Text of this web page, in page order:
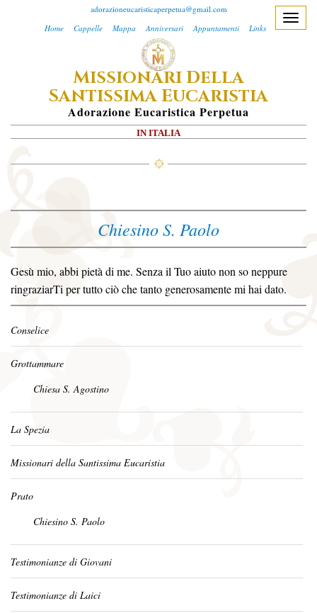
adorazioneucaristicaperpetua@gmail.com
Home
Cappelle Mappa Anniversari Appuntamenti Links
MISSIONARI DELLA
SANTISSIMA EUCARISTIA
ADorazione EUcaristica PErpetua
IN ITALIA
T
n
v
a
i
Chiesino S. Paolo
Gesù mio, abbi pietà di me. Senza il Tuo aiuto non so neppure
ringraziarTi per tutto ciò che tanto generosamente mi hai dato.
Conselice
Grottammare
Chiesa S. Agostino
La Spezia
Missionari della Santissima Eucaristia
Prato
Chiesino S. Paolo
Testimonianze di Giovani
Testimonianze di Laici